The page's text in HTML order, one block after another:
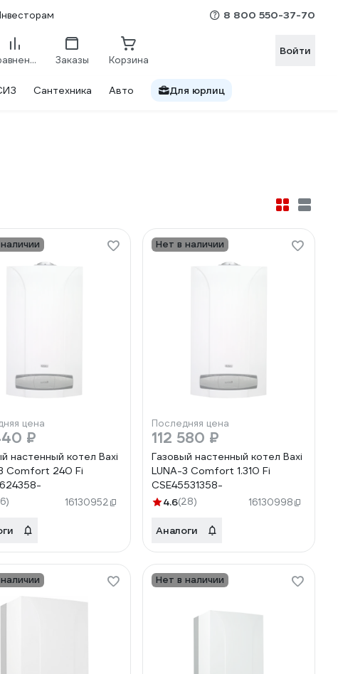
8 800 550-37-70
Сравнение Заказы Корзина
Войти
Сантехника Авто Для юрлиц
цена
₽
настенный котел Baxi
Comfort 240 Fi
16130952
Нет в наличии
Последняя цена
112 580 ₽
Газовый настенный котел Baxi
LUNA-3 Comfort 1.310 Fi
CSE45531358-
4.6(28) 16130998
Аналоги
Нет в наличии